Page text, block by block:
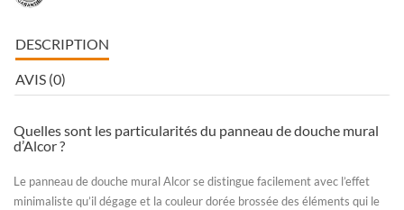
DESCRIPTION
AVIS (0)
Quelles sont les particularités du panneau de douche mural
d’Alcor ?
Le panneau de douche muralAlcor se distingue facilement avec l’effet
minimaliste qu’il dégage et la couleur dorée brossée des éléments qui le